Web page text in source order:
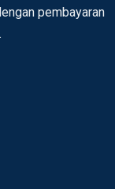
pembayaran